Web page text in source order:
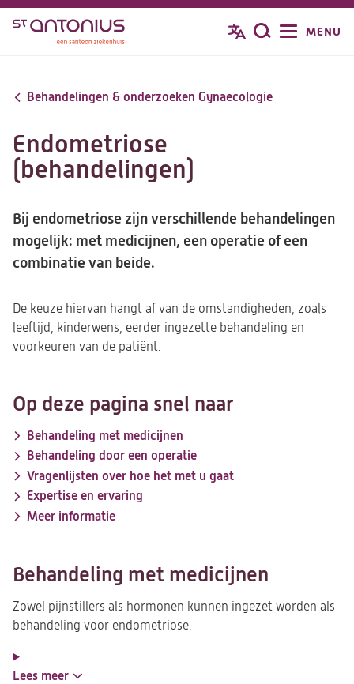
Overslaan
inhoud
Zoeken
MENU
Behandelingen & onderzoeken Gynaecologie
Endometriose
(behandelingen)
Bij endometriose zijn verschillende behandelingen
mogelijk: met medicijnen, een operatie of een
combinatie van beide.
De keuze hiervan hangt af van de omstandigheden, zoals
leeftijd, kinderwens, eerder ingezette behandeling en
voorkeuren van de patiënt.
Op deze pagina snel naar
Behandeling met medicijnen
Behandeling door een operatie
Vragenlijsten over hoe het met u gaat
Expertise en ervaring
Meer informatie
Behandeling met medicijnen
Zowel pijnstillers als hormonen kunnen ingezet worden als
behandeling voor endometriose.
Lees meer